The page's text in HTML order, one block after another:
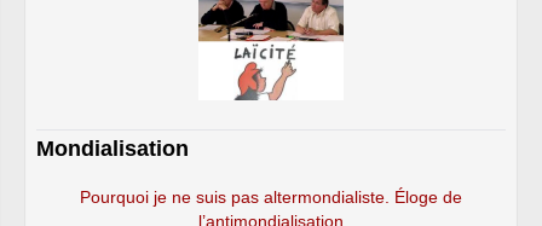
Mondialisation
Pourquoi je ne suis pas altermondialiste. Éloge de
l’antimondialisation